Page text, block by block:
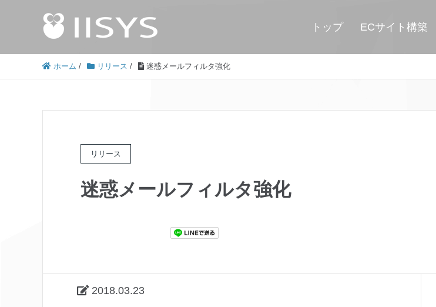
トップ ECサイト構築
ホーム / リリース / 迷惑メールフィルタ強化
リリース
迷惑メールフィルタ強化
2018.03.23